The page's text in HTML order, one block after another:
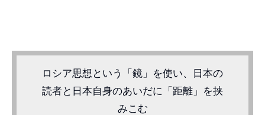
ロシア思想という「鏡」を使い、日本の
読者と日本自身のあいだに「距離」を挟
みこむ